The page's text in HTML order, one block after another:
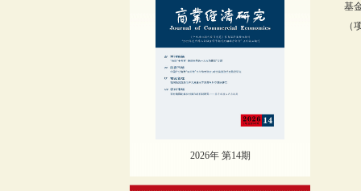
2026年 第14期
基
（